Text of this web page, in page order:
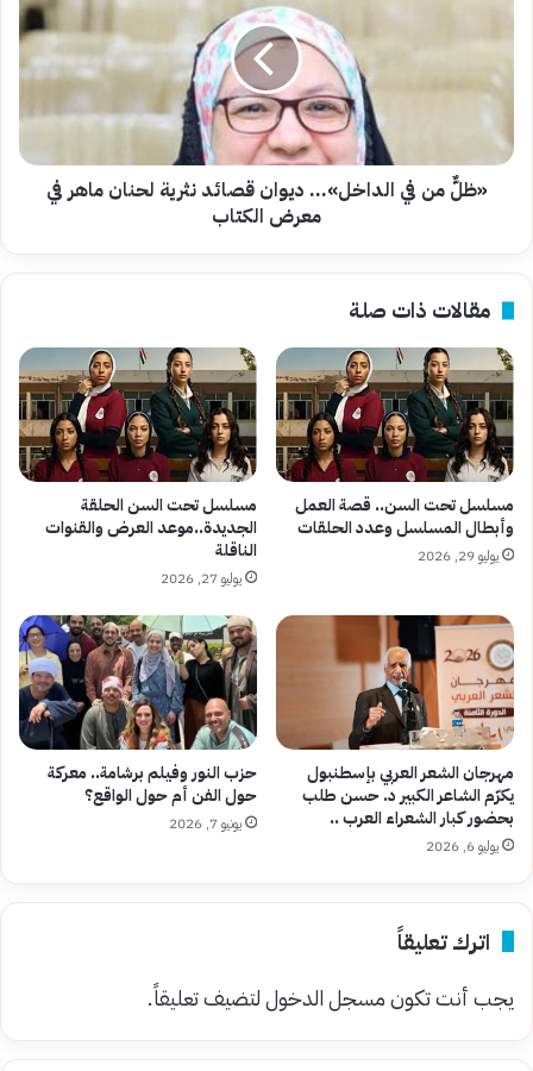
في
الداخل»…
ديوان
قصائد
نثرية
لحنان
ماهر
«ظلٌّ من في الداخل»… ديوان قصائد نثرية لحنان ماهر في
معرض الكتاب
مقالات ذات صلة
مسلسل تحت السن.. قصة العمل
وأبطال المسلسل وعدد الحلقات
يوليو 29, 2026
مسلسل تحت السن الحلقة
الجديدة..موعد العرض والقنوات
الناقلة
يوليو 27, 2026
مهرجان الشعر العربي بإسطنبول
يكرّم الشاعر الكبير د. حسن طلب
بحضور كبار الشعراء العرب ..
يوليو 6, 2026
حزب النور وفيلم برشامة.. معركة
حول الفن أم حول الواقع؟
يونيو 7, 2026
اترك تعليقاً
يجب أنت تكونمسجل الدخوللتضيف تعليقاً.